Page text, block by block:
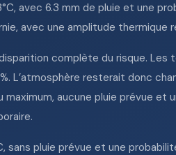
avec 6.3 mm de pluie et une
avec une amplitude thermique
complète du risque. Les
L’atmosphère resterait donc
maximum, aucune pluie prévue
sans pluie prévue et une